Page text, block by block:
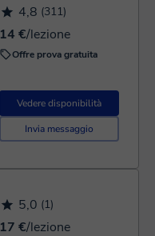
4,8 (311)
14 €/lezione
Offre prova gratuita
Vedere disponibilità
Invia messaggio
5,0 (1)
17 €/lezione